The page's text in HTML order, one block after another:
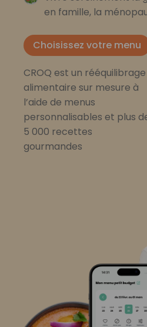
en famille, la
Choisissez votre menu
CROQ est un rééquilibrage
alimentaire sur mesure à
l’aide de menus
personnalisables et plus
5 000 recettes
gourmandes